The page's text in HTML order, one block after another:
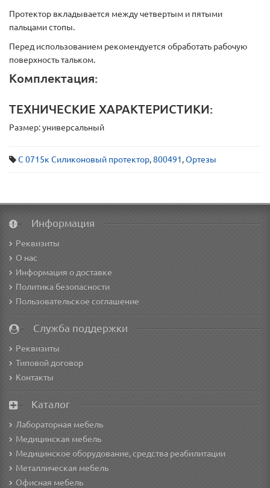
Протектор вкладывается между четвертым и пятыми
пальцами стопы.
Перед использованием рекомендуется обработать рабочую
поверхность тальком.
Комплектация:
ТЕХНИЧЕСКИЕ ХАРАКТЕРИСТИКИ:
Размер: универсальный
С 0715к Силиконовый протектор,800491,Ортезы
Информация
Реквизиты
О нас
Информация о доставке
Политика безопасности
Пользовательское соглашение
Служба поддержки
Реквизиты
Типовой договор
Контакты
Каталог
Лабораторная мебель
Медицинская мебель
Медицинское оборудование, средства реабилитации
Металлическая мебель
Офисная мебель